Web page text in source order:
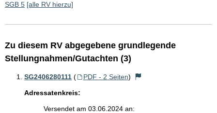
SGB 5 [alle RV hierzu]
Zu diesem RV abgegebene grundlegende
Stellungnahmen/Gutachten (3)
SG2406280111 ( PDF - 2 Seiten)
Adressatenkreis:
Versendet am 03.06.2024 an: